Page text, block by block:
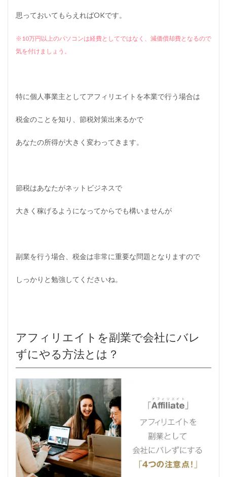
思っておいてもらえればOKです。
※10万円以上のパソコンは経費としてではなく、 減価償却費となるので
気を付けましょう。
特に個人事業主としてアフィリエイトを本業で行う場合は
税金のことを知り、節税対策出来るかで
あなたの所得が大きく変わってきます。
節税はあなたがネットビジネスで
大きく稼げるようになってからでも構いませんが
副業を行う場合、税金は非常に重要な問題となりますので
しっかりと勉強してくださいね。
アフィリエイトを副業で会社にバレ
ずにやる方法とは？